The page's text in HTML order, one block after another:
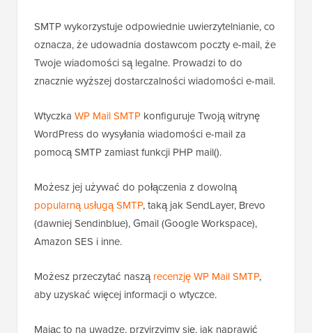
SMTP wykorzystuje odpowiednie uwierzytelnianie, co
oznacza, że udowadnia dostawcom poczty e-mail, że
Twoje wiadomości są legalne. Prowadzi to do
znacznie wyższej dostarczalności wiadomości e-mail.
Wtyczka WP Mail SMTP konfiguruje Twoją witrynę
WordPress do wysyłania wiadomości e-mail za
pomocą SMTP zamiast funkcji PHP mail().
Możesz jej używać do połączenia z dowolną
popularną usługą SMTP, taką jak SendLayer, Brevo
(dawniej Sendinblue), Gmail (Google Workspace),
Amazon SES i inne.
Możesz przeczytać nasząrecenzję WP Mail SMTP,
aby uzyskać więcej informacji o wtyczce.
Mając to na uwadze, przyjrzyjmy się, jak naprawić